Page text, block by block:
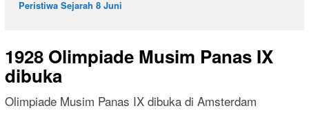
Peristiwa Sejarah 8 Juni
1928 Olimpiade Musim Panas IX
dibuka
Olimpiade Musim Panas IX dibuka di Amsterdam